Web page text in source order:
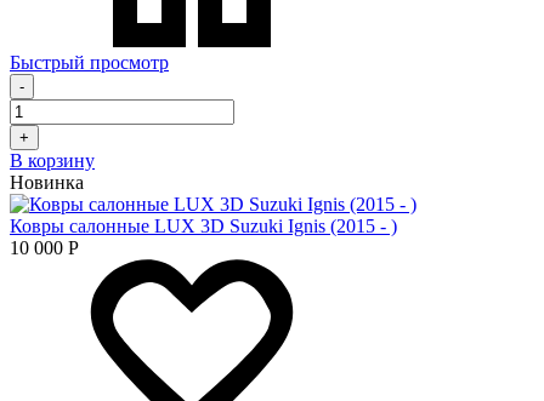
Быстрый просмотр
-
+
В корзину
Новинка
Ковры салонные LUX 3D Suzuki Ignis (2015 - )
10 000 Р